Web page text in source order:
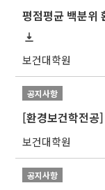
평점평균 백분위
보건대학원
공지사항
[환경보건학전공
보건대학원
공지사항